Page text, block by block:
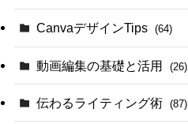
CanvaデザインTips (64)
動画編集の基礎と活用 (26)
伝わるライティング術 (87)